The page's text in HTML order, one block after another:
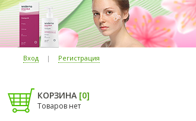
Вход | Регистрация
КОРЗИНА [0]
Товаров нет